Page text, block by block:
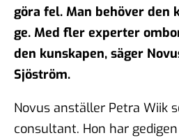
göra fel. Man behöver den
ge. Med fler experter
den kunskapen, säger
Sjöström.
Novus anställer Petra Wiik
consultant. Hon har